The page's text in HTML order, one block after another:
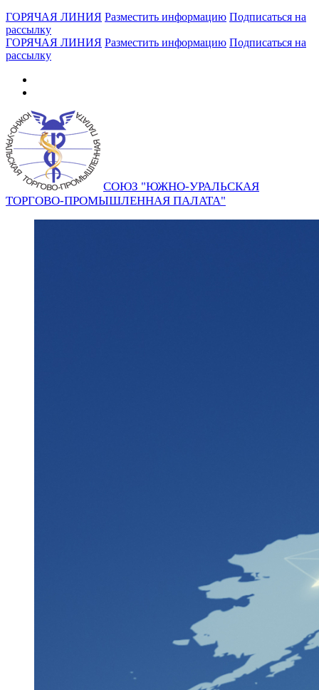
ГОРЯЧАЯ ЛИНИЯ Разместить информацию Подписаться на
рассылку
ГОРЯЧАЯ ЛИНИЯ Разместить информацию Подписаться на
рассылку
СОЮЗ "ЮЖНО-УРАЛЬСКАЯ
ТОРГОВО-ПРОМЫШЛЕННАЯ ПАЛАТА"